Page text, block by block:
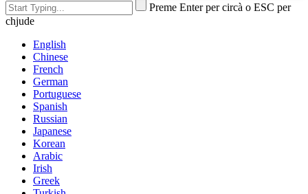
Preme Enter per circà o ESC per
chjude
English
Chinese
French
German
Portuguese
Spanish
Russian
Japanese
Korean
Arabic
Irish
Greek